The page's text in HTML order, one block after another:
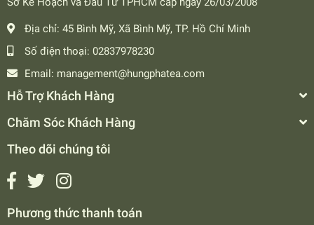
Địa chỉ: 45 Bình Mỹ, Xã Bình Mỹ, TP. Hồ Chí Minh
Số điện thoại: 02837978230
Email: management@hungphatea.com
Hỗ Trợ Khách Hàng
Chăm Sóc Khách Hàng
Theo dõi chúng tôi
Phương thức thanh toán